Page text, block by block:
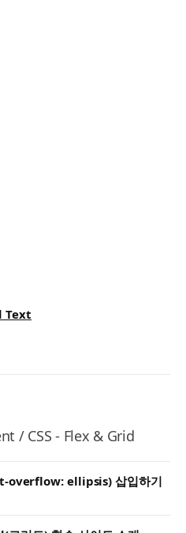
Text
/ CSS - Flex & Grid
overflow: ellipsis) 삽입하기